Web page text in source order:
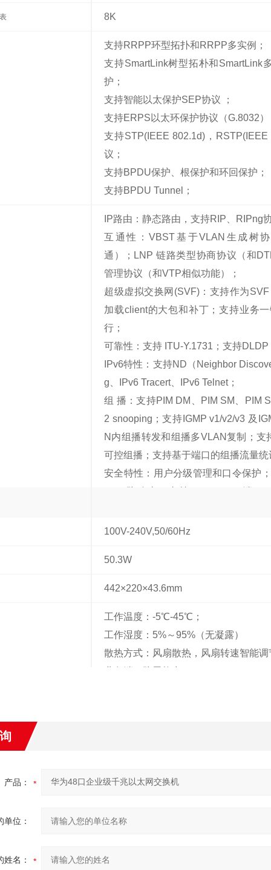
8K
支持RRPP环型拓扑和RRPP多实例；
支持SmartLink树型拓朴和SmartLink
护；
支持智能以太保护SEP协议 ；
支持ERPS以太环保护协议（G.8032）
支持STP(IEEE 802.1d)，
议；
支持BPDU保护、根保护和环回保护；
支持BPDU Tunnel；
IP路由：静态路由，支持RIP、RIPng
互通性：VBST基于VLAN生成树协
通）；LNP 链路类型协商协议（和
管理协议（和VTP相似功能）；
超级虚拟交换网(SVF)：支持作为
加载client的大包和补丁；支持业务
行；
可靠性：支持 ITU-Y.1731；支持DLDP
IPv6特性：支持ND（Neighbor
g、IPv6 Tracert、IPv6 Telnet；
组 播：支持PIM DM、PIM SM、PIM
2 snooping；支持IGMP v1/v2/v3 及
N内组播转发和组播多VLAN复制；
可控组播；支持基于端口的组播流量统
安全特性：用户分级管理和口令保护
地址学习数目限制；支持IEEE 802.1X
H V2.0；支持HTTPS；支持CPU保护
DHCP Relay、DHCP Server、
点分离；
防雷：业务端口防雷能力：10 kV；
管理和维护：支持智能堆叠iStack；支
100V-240V,50/60Hz
50.3W
442×220×43.6mm
工作温度：-5℃-45℃；
工作湿度：5%～95%（无凝露）
散热方式：风扇散热，风扇转速智能调
产品：
单位：
姓名：